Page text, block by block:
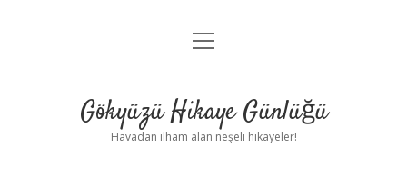
Anasayfa
Yasal Uyarı
menüyü
Gökyüzü Hikaye Günlüğü
Havadan ilham alan neşeli hikayeler!